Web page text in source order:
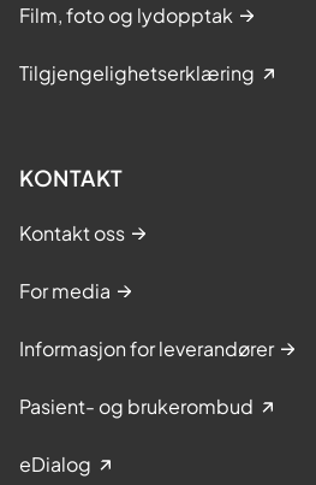
Film, foto og lydopptak
Tilgjengelighetserklæring
KONTAKT
Kontakt oss
For media
Informasjon for leverandører
Pasient- og brukerombud
eDialog